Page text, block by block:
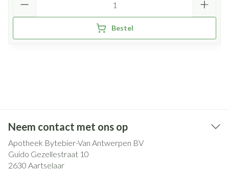
Bestel
Neem contact met ons op
Apotheek Bytebier-Van Antwerpen BV
Guido Gezellestraat 10
2630 Aartselaar